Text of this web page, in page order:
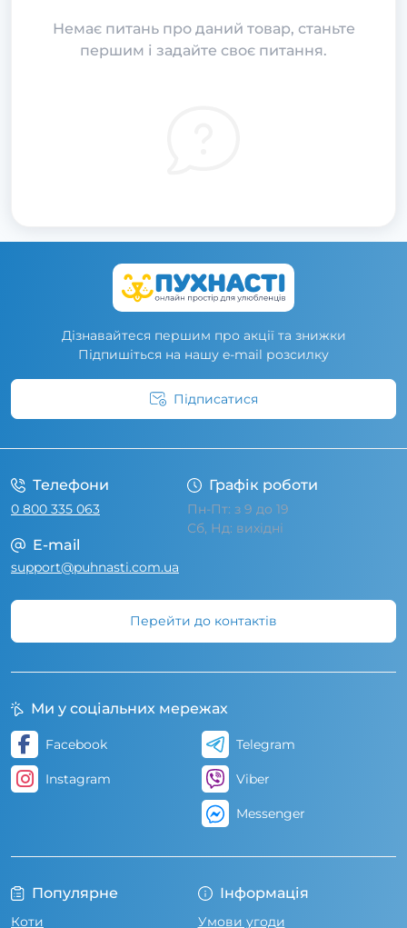
Немає питань про даний товар, станьте
першим і задайте своє питання.
Дізнавайтеся першим про акції та знижки
Підпишіться на нашу e-mail розсилку
Підписатися
Телефони
0 800 335 063
Графік роботи
Пн-Пт: з 9 до 19
Сб, Нд: вихідні
E-mail
support@puhnasti.com.ua
Перейти до контактів
Популярне
Коти
Інформація
Умови угоди
Ми у соціальних мережах
Facebook
Instagram
Telegram
Viber
Messenger